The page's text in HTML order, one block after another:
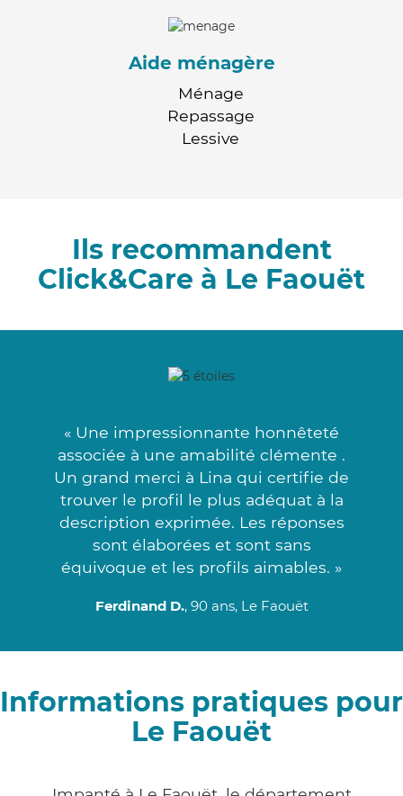
Aide ménagère
Ménage
Repassage
Lessive
Ils recommandent
Click&Care à Le Faouët
« Une impressionnante honnêteté
associée à une amabilité clémente .
Un grand merci à Lina qui certifie de
trouver le profil le plus adéquat à la
description exprimée. Les réponses
sont élaborées et sont sans
équivoque et les profils aimables. »
Ferdinand D., 90 ans, Le Faouët
Informations pratiques pour
Le Faouët